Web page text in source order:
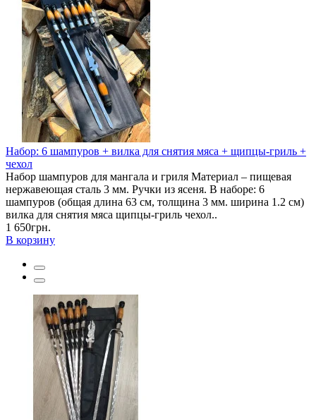
Набор: 6 шампуров + вилка для снятия мяса + щипцы-гриль +
чехол
Набор шампуров для мангала и гриля Материал – пищевая
нержавеющая сталь 3 мм. Ручки из ясеня. В наборе: 6
шампуров (общая длина 63 см, толщина 3 мм. ширина 1.2 см)
вилка для снятия мяса щипцы-гриль чехол..
1 650грн.
В корзину